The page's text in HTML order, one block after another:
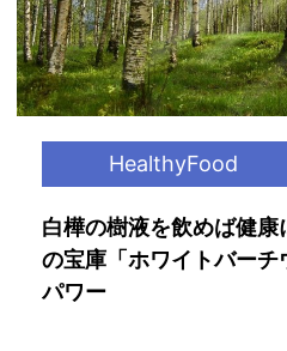
HealthyFood
白樺の樹液を飲めば健
の宝庫「ホワイトバーチ
パワー